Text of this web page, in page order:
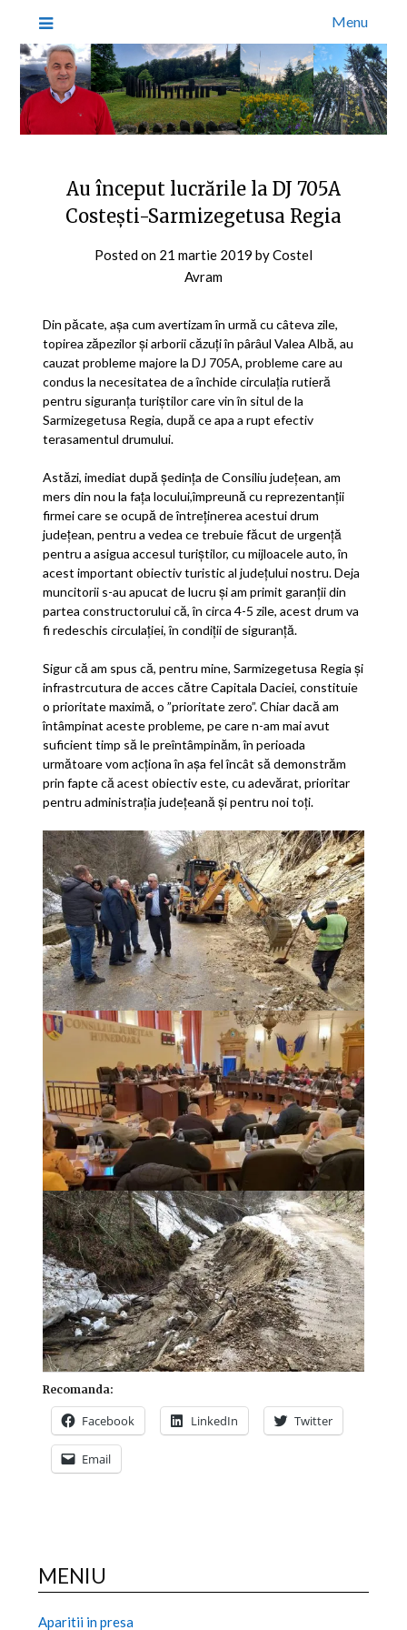
Menu
Au început lucrările la DJ 705A
Costești-Sarmizegetusa Regia
Posted on 21 martie 2019 byCostel
Avram
Din păcate, așa cum avertizam în urmă cu câteva zile,
topirea zăpezilor și arborii căzuți în pârâul Valea Albă, au
cauzat probleme majore la DJ 705A, probleme care au
condus la necesitatea de a închide circulația rutieră
pentru siguranța turiștilor care vin în situl de la
Sarmizegetusa Regia, după ce apa a rupt efectiv
terasamentul drumului.
Astăzi, imediat după ședința de Consiliu județean, am
mers din nou la fața locului,împreună cu reprezentanții
firmei care se ocupă de întreținerea acestui drum
județean, pentru a vedea ce trebuie făcut de urgență
pentru a asigua accesul turiștilor, cu mijloacele auto, în
acest important obiectiv turistic al județului nostru. Deja
muncitorii s-au apucat de lucru și am primit garanții din
partea constructorului că, în circa 4-5 zile, acest drum va
fi redeschis circulației, în condiții de siguranță.
Sigur că am spus că, pentru mine, Sarmizegetusa Regia și
infrastrcutura de acces către Capitala Daciei, constituie
o prioritate maximă, o ”prioritate zero”. Chiar dacă am
întâmpinat aceste probleme, pe care n-am mai avut
suficient timp să le preîntâmpinăm, în perioada
următoare vom acționa în așa fel încât să demonstrăm
prin fapte că acest obiectiv este, cu adevărat, prioritar
pentru administrația județeană și pentru noi toți.
Recomanda:
Facebook LinkedIn Twitter
Email
MENIU
Aparitii in presa